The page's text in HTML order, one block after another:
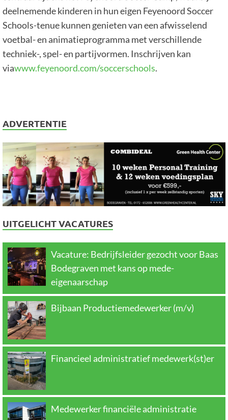
deelnemende kinderen in hun eigen Feyenoord Soccer
Schools-tenue kunnen genieten van een afwisselend
voetbal- en animatieprogramma met verschillende
techniek-, spel- en partijvormen. Inschrijven kan
viawww.feyenoord.com/soccerschools.
ADVERTENTIE
UITGELICHT VACATURES
Vacature: Bedrijfsleider gezocht voor Baas
Bodegraven met kans op mede-
eigenaarschap
Bijbaan Productiemedewerker (m/v)
Financieel administratief medewerk(st)er
Medewerker financiële administratie